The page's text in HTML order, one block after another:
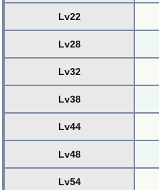
Lv22
Lv28
Lv32
Lv38
Lv44
Lv48
Lv54